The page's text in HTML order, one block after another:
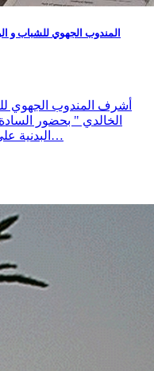
المندوب الجهوي للشباب
أشرف المندوب الجهوي
الخالدي " بحضور
البدنية على جلسة عمل مع رئيس جمعية القوافل…